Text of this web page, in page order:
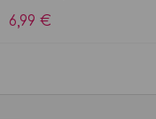
6,99 €